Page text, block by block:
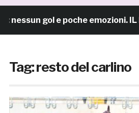
gol e poche emozioni. IL PRIMO
Tag:resto del carlino